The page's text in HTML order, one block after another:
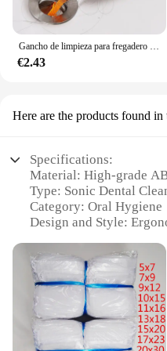
Gancho de limpieza para fregadero de cocina, herramienta de dragado de pelo, removedor de obstrucciones de alcantarillado, accesorios de baño
€2.43
Here are the products found in
Specifications:
Material: High-grade
Type: Sonic Dental
Category: Oral Hygiene
Design and Style:
Performance and
technology
Parts and Accessories:
toothpaste, and a
Features:
|Vendors|